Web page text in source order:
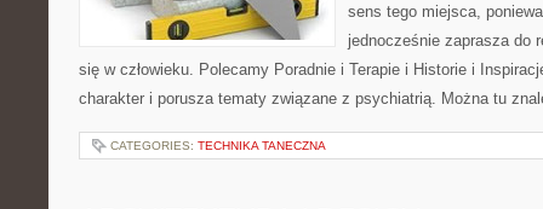
sens tego miejsca,
jednocześnie zaprasza do
się w człowieku. Polecamy Poradnie i Terapie i Historie i
charakter i porusza tematy związane z psychiatrią. Można tu
CATEGORIES: TECHNIKA TANECZNA